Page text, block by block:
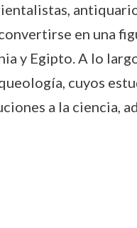
en una
y Egipto. A lo
cuyos
a la ciencia,